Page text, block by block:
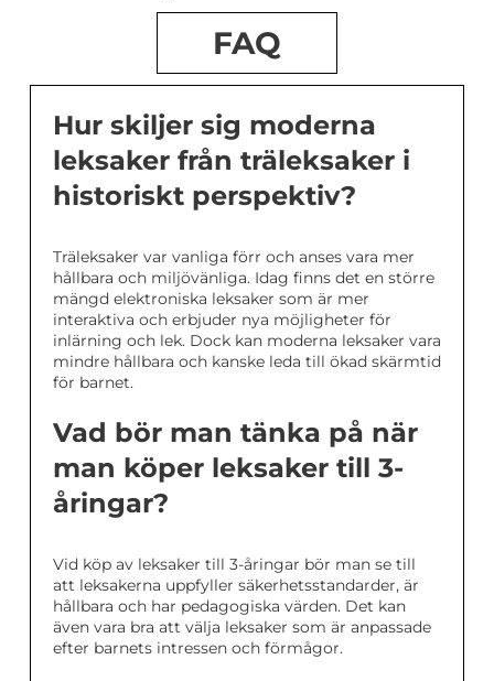
FAQ
Hur skiljer sig moderna
leksaker från träleksaker i
historiskt perspektiv?
Träleksaker var vanliga förr och anses vara mer
hållbara och miljövänliga. Idag finns det en större
mängd elektroniska leksaker som är mer
interaktiva och erbjuder nya möjligheter för
inlärning och lek. Dock kan moderna leksaker vara
mindre hållbara och kanske leda till ökad skärmtid
för barnet.
Vad bör man tänka på när
man köper leksaker till 3-
åringar?
Vid köp av leksaker till 3-åringar bör man se till
att leksakerna uppfyller säkerhetsstandarder, är
hållbara och har pedagogiska värden. Det kan
även vara bra att välja leksaker som är anpassade
efter barnets intressen och förmågor.